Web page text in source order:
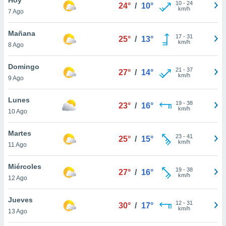
en
más
nuestra
de
cookies
aceptar
7 Ago
24° / 10° 10- 24
km/h
Mañana
8 Ago
25° / 13° 17- 31
km/h
Domingo
9 Ago
27° / 14° 21 - 37
km/h
Lunes
10 Ago
23° / 16° 19- 38
km/h
Martes
11 Ago
25° / 15° 23- 41
km/h
Miércoles
12 Ago
27° / 16° 19- 38
km/h
Jueves
13 Ago
30° / 17° 12- 31
km/h